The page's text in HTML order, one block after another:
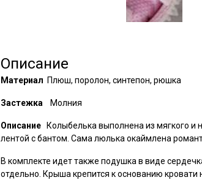
Описание
Материал Плюш, поролон, синтепон, рюшка
Застежка Молния
Описание
Колыбелька выполнена из мягкого
лентой с бантом. Сама люлька окаймлена
В комплекте идет также подушка в виде
отдельно. Крыша крепится к основанию